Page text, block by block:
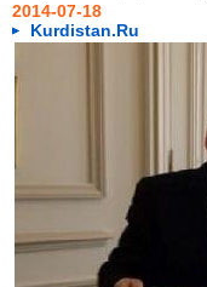
2014-07-18
Kurdistan.Ru